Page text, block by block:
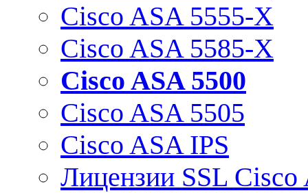
Cisco ASA 5555-X
Cisco ASA 5585-X
Cisco ASA 5500
Cisco ASA 5505
Cisco ASA IPS
Лицензии SSL Cisco